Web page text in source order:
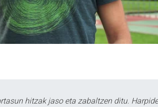
hitzak jaso eta zabaltzen ditu.